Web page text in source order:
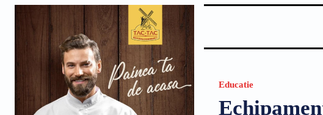
Educatie